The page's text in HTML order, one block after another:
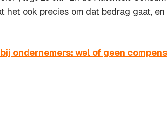
het ook precies om dat bedrag gaat, en
ondernemers: wel of geen